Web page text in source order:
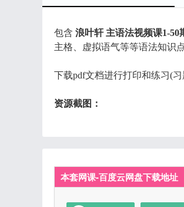
包含 浪叶轩 主语法视频课1-
主格、虚拟语气等等语法知识
下载pdf文档进行打印和练习(
资源截图：
本套网课-百度云网盘下载地址